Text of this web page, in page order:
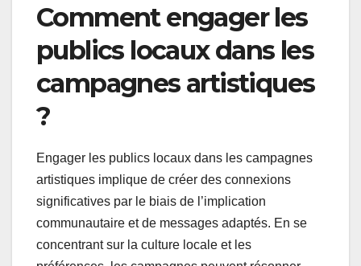
Comment engager les
publics locaux dans les
campagnes artistiques
?
Engager les publics locaux dans les campagnes
artistiques implique de créer des connexions
significatives par le biais de l’implication
communautaire et de messages adaptés. En se
concentrant sur la culture locale et les